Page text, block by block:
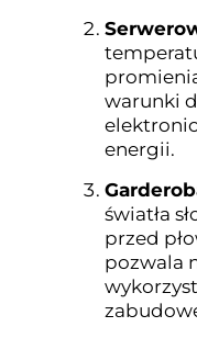
warunki
energii.
światła
przed
pozwala